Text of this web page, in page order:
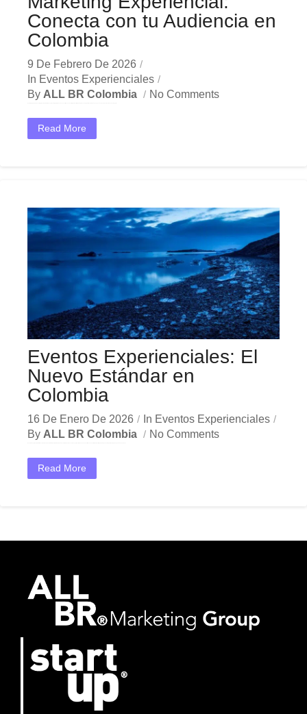
Conecta con tu Audiencia en
Colombia
9 De Febrero De 2026
In Eventos Experienciales
By ALL BR Colombia No Comments
Read More
Eventos Experienciales: El
Nuevo Estándar en
Colombia
16 De Enero De 2026 In Eventos Experienciales
By ALL BR Colombia No Comments
Read More